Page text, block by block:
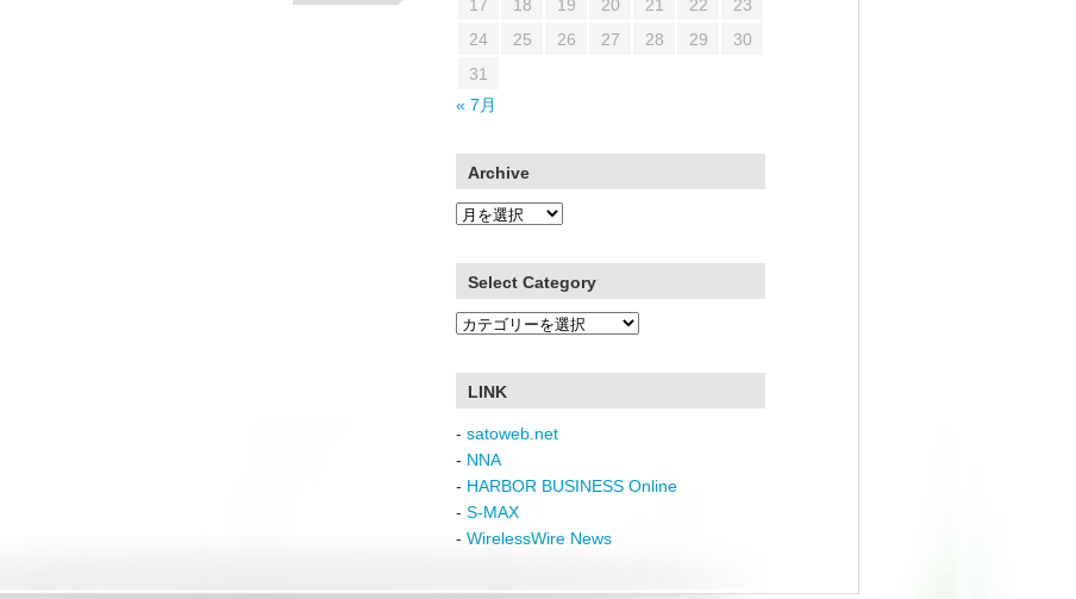
17
18 19 20 21 22
23
24
25 26 27 28 29
30
31
« 7月
Archive
Archive
Select Category
Select
LINK
- satoweb.net
- NNA
- HARBOR BUSINESS Online
- S-MAX
- WirelessWire News